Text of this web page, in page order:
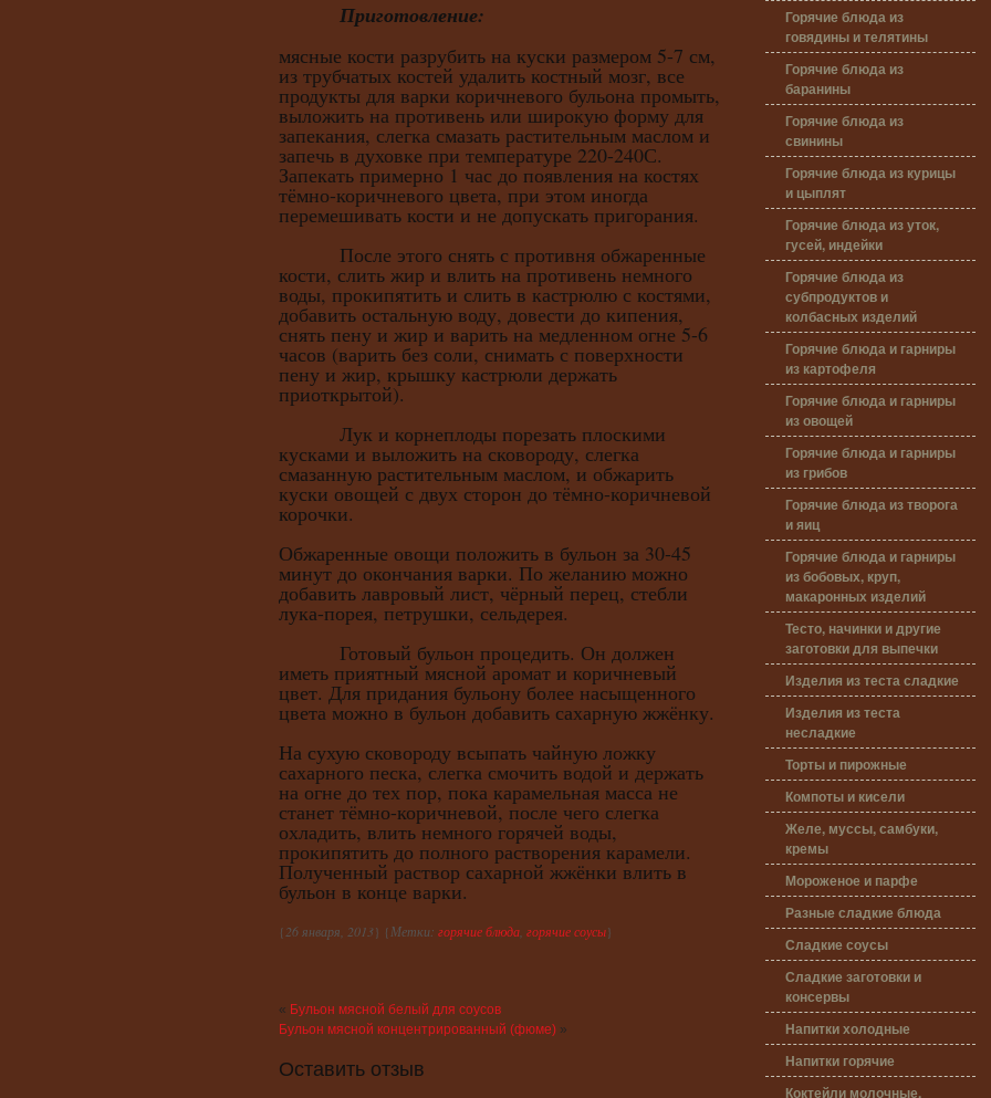
Приготовление:
мясные кости разрубить на куски размером 5-7 см,
из трубчатых костей удалить костный мозг, все
продукты для варки коричневого бульона промыть,
выложить на противень или широкую форму для
запекания, слегка смазать растительным маслом и
запечь в духовке при температуре 220-240С.
Запекать примерно 1 час до появления на костях
тёмно-коричневого цвета, при этом иногда
перемешивать кости и не допускать пригорания.
После этого снять с противня обжаренные
кости, слить жир и влить на противень немного
воды, прокипятить и слить в кастрюлю с костями,
добавить остальную воду, довести до кипения,
снять пену и жир и варить на медленном огне 5-6
часов (варить без соли, снимать с поверхности
пену и жир, крышку кастрюли держать
приоткрытой).
Лук и корнеплоды порезать плоскими
кусками и выложить на сковороду, слегка
смазанную растительным маслом, и обжарить
куски овощей с двух сторон до тёмно-коричневой
корочки.
Обжаренные овощи положить в бульон за 30-45
минут до окончания варки. По желанию можно
добавить лавровый лист, чёрный перец, стебли
лука-порея, петрушки, сельдерея.
Готовый бульон процедить. Он должен
иметь приятный мясной аромат и коричневый
цвет. Для придания бульону более насыщенного
цвета можно в бульон добавить сахарную жжёнку.
На сухую сковороду всыпать чайную ложку
сахарного песка, слегка смочить водой и держать
на огне до тех пор, пока карамельная масса не
станет тёмно-коричневой, после чего слегка
охладить, влить немного горячей воды,
прокипятить до полного растворения карамели.
Полученный раствор сахарной жжёнки влить в
бульон в конце варки.
{26 января, 2013} {Метки: горячие блюда горячие соусы}
« Бульон мясной белый для соусов
Бульон мясной концентрированный (фюме) »
Оставить отзыв
Горячие блюда из
говядины и телятины
Горячие блюда из
баранины
Горячие блюда из
свинины
Горячие блюда из курицы
и цыплят
Горячие блюда из уток,
гусей, индейки
Горячие блюда из
субпродуктов и
колбасных изделий
Горячие блюда и гарниры
из картофеля
Горячие блюда и гарниры
из овощей
Горячие блюда и гарниры
из грибов
Горячие блюда из творога
и яиц
Горячие блюда и гарниры
из бобовых, круп,
макаронных изделий
Тесто, начинки и другие
заготовки для выпечки
Изделия из теста сладкие
Изделия из теста
несладкие
Торты и пирожные
Компоты и кисели
Желе, муссы, самбуки,
кремы
Мороженое и парфе
Разные сладкие блюда
Сладкие соусы
Сладкие заготовки и
консервы
Напитки холодные
Напитки горячие
Коктейли молочные,